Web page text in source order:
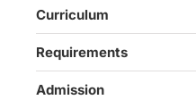
Curriculum
Requirements
Admission